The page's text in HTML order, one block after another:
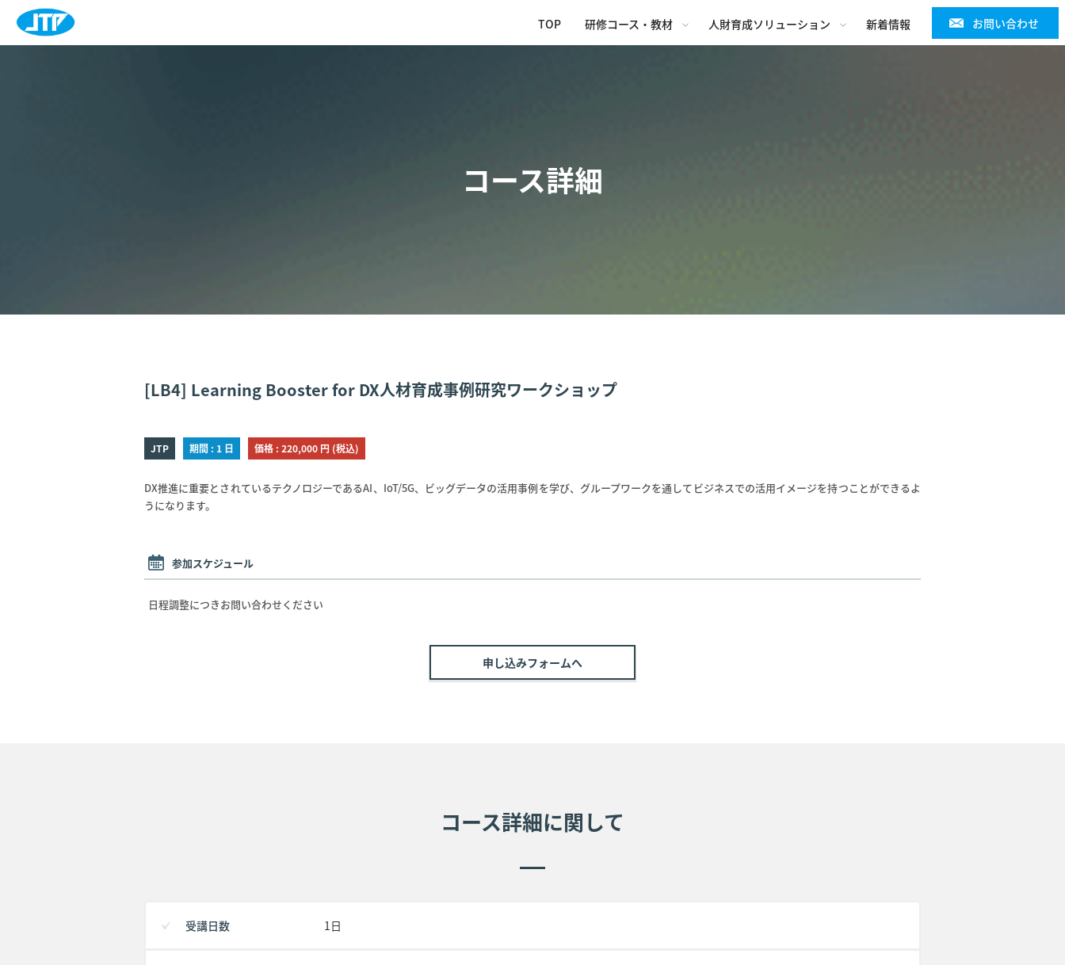
TOP 研修コース・教材 人財育成ソリューション 新着情報 お問い合わせ
コース詳細
[LB4] Learning Booster for DX人材育成​事例研究ワークショップ​
JTP 期間 : 1 日 価格 : 220,000 円 (税込)
DX推進に重要とされているテクノロジーであるAI、IoT/5G、ビッグデータの活用事例を学び、グループワークを通してビジネスでの活用イメージを持つことができるよ
うになります。
参加スケジュール
日程調整につきお問い合わせください
申し込みフォームへ
コース詳細に関して
受講日数 1日